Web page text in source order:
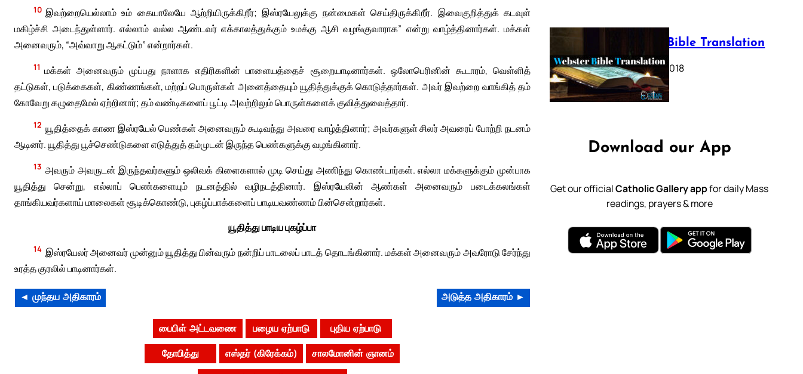
10 இவற்றையெல்லாம் உம் கையாலேயே ஆற்றியிருக்கிறீர்; இஸ்ரயேலுக்கு நன்மைகள் செய்திருக்கிறீர். இவைகுறித்துக் கடவுள்
மகிழ்ச்சி அடைந்துள்ளார். எல்லாம் வல்ல ஆண்டவர் எக்காலத்துக்கும் உமக்கு ஆசி வழங்குவாராக” என்று வாழ்த்தினார்கள். மக்கள்
அனைவரும், “அவ்வாறு ஆகட்டும்” என்றார்கள்.
11 மக்கள் அனைவரும் முப்பது நாளாக எதிரிகளின் பாளையத்தைச் சூறையாடினார்கள். ஒலோபெரினின் கூடாரம், வெள்ளித்
தட்டுகள், படுக்கைகள், கிண்ணங்கள், மற்றப் பொருள்கள் அனைத்தையும் யூதித்துக்குக் கொடுத்தார்கள். அவர் இவற்றை வாங்கித் தம்
கோவேறு கழுதைமேல் ஏற்றினார்; தம் வண்டிகளைப் பூட்டி அவற்றிலும் பொருள்களைக் குவித்துவைத்தார்.
12 யூதித்தைக் காண இஸ்ரயேல் பெண்கள் அனைவரும் கூடிவந்து அவரை வாழ்த்தினார்; அவர்களுள் சிலர் அவரைப் போற்றி நடனம்
ஆடினர். யூதித்து பூச்செண்டுகளை எடுத்துத் தம்முடன் இருந்த பெண்களுக்கு வழங்கினார்.
13 அவரும் அவருடன் இருந்தவர்களும் ஒலிவக் கிளைகளால் முடி செய்து அணிந்து கொண்டார்கள். எல்லா மக்களுக்கும் முன்பாக
யூதித்து சென்று, எல்லாப் பெண்களையும் நடனத்தில் வழிநடத்தினார். இஸ்ரயேலின் ஆண்கள் அனைவரும் படைக்கலங்கள்
தாங்கியவர்களாய் மாலைகள் சூடிக்கொண்டு, புகழ்ப்பாக்களைப் பாடியவண்ணம் பின்சென்றார்கள்.
யூதித்து பாடிய புகழ்ப்பா
14 இஸ்ரயேலர் அனைவர் முன்னும் யூதித்து பின்வரும் நன்றிப் பாடலைப் பாடத் தொடங்கினார். மக்கள் அனைவரும் அவரோடு சேர்ந்து
உரத்த குரலில் பாடினார்கள்.
◄ முந்தய அதிகாரம் அடுத்த அதிகாரம் ►
பைபிள் அட்டவணை பழைய ஏற்பாடு புதிய ஏற்பாடு
தோபித்து எஸ்தர் (கிரேக்கம்) சாலமோனின் ஞானம்
Webster Bible Translation
October 11, 2018
Download our App
Get our officialCatholic Gallery appfor daily Mass
readings, prayers & more